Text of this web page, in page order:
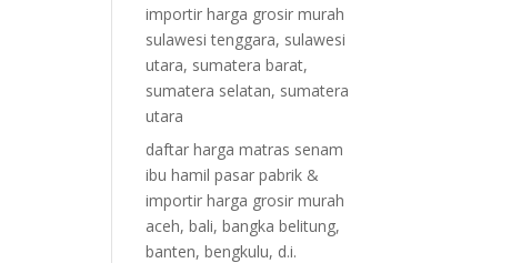
importir harga grosir murah
sulawesi tenggara, sulawesi
utara, sumatera barat,
sumatera selatan, sumatera
utara
daftar harga matras senam
ibu hamil pasar pabrik &
importir harga grosir murah
aceh, bali, bangka belitung,
banten, bengkulu, d.i.